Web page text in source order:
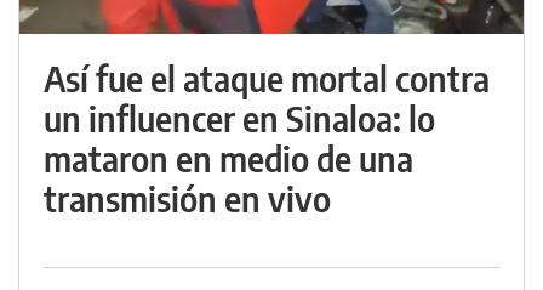
Así fue el ataque mortal contra
un influencer en Sinaloa: lo
mataron en medio de una
transmisión en vivo